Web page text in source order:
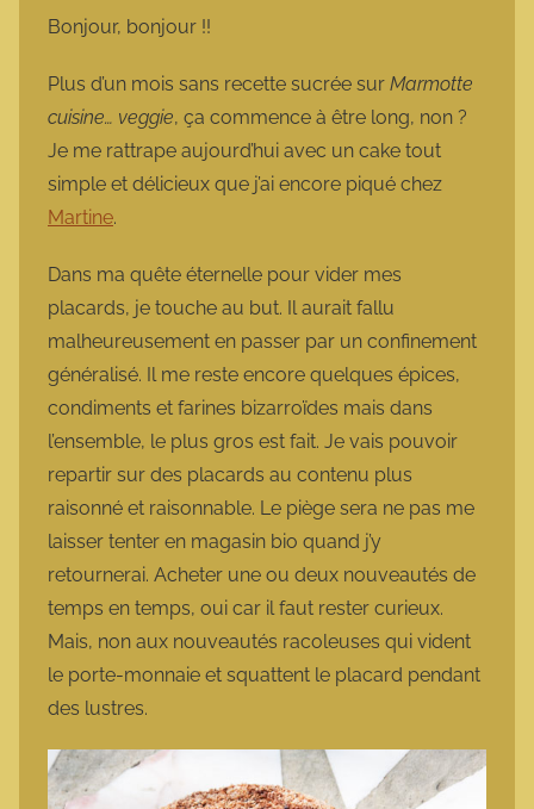
o
t
t
Bonjour, bonjour !!
Plus d’un mois sans recette sucrée sur Marmotte
cuisine… veggie, ça commence à être long, non ?
Je me rattrape aujourd’hui avec un cake tout
simple et délicieux que j’ai encore piqué chez
Martine.
Dans ma quête éternelle pour vider mes
placards, je touche au but. Il aurait fallu
malheureusement en passer par un confinement
généralisé. Il me reste encore quelques épices,
condiments et farines bizarroïdes mais dans
l’ensemble, le plus gros est fait. Je vais pouvoir
repartir sur des placards au contenu plus
raisonné et raisonnable. Le piège sera ne pas me
laisser tenter en magasin bio quand j’y
retournerai. Acheter une ou deux nouveautés de
temps en temps, oui car il faut rester curieux.
Mais, non aux nouveautés racoleuses qui vident
le porte-monnaie et squattent le placard pendant
des lustres.